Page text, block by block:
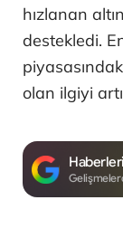
hızlanan
destekledi.
olan ilgiyi